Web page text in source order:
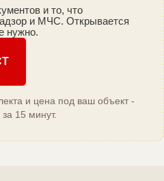
и то, что
и МЧС. Открывается
нужно.
и цена под ваш объект -
15 минут.